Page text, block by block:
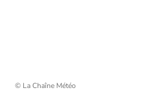
© La Chaîne Météo